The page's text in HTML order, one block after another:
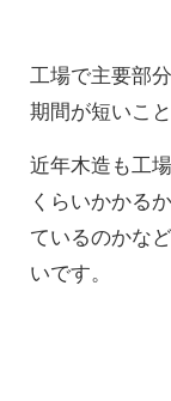
工場で主要部
期間が短いこ
近年木造も工
くらいかかる
ているのかな
いです。